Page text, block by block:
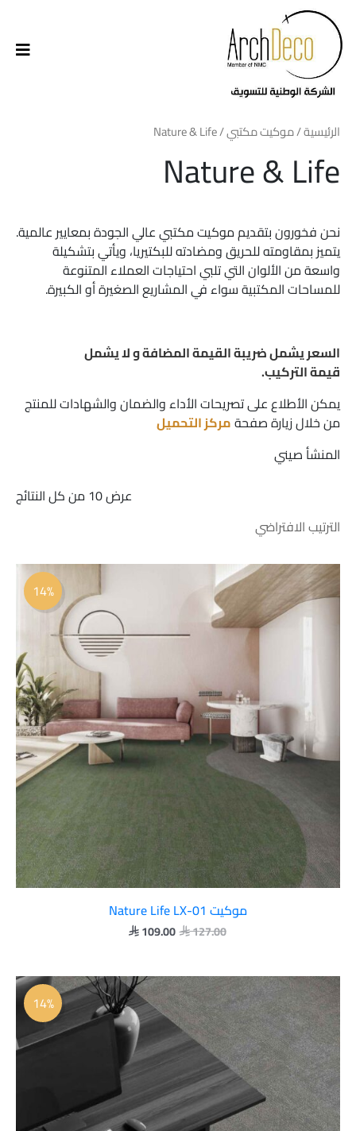
الرئيسية/موكيت مكتبي/ Nature & Life
Nature & Life
نحن فخورون بتقديم موكيت مكتبي عالي الجودة بمعايير عالمية.
يتميز بمقاومته للحريق ومضادته للبكتيريا، ويأتي بتشكيلة
واسعة من الألوان التي تلبي احتياجات العملاء المتنوعة
للمساحات المكتبية سواء في المشاريع الصغيرة أو الكبيرة.
السعر يشمل ضريبة القيمة المضافة و لا يشمل
قيمة التركيب.
يمكن الأطلاع على تصريحات الأداء والضمان والشهادات للمنتج
من خلال زيارة صفحةمركز التحميل
المنشأ صيني
عرض ⁦10⁩ من كل النتائج
14%
موكيت Nature Life LX-01
127.00
السعر
109.00
السعر
 109.00.
14%
السعر
الأصلي
هو:
 127.00.
السعر
الحالي
هو:
 109.00.